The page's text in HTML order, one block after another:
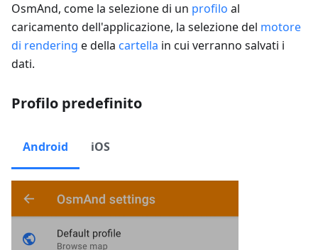
OsmAnd, come la selezione di un profilo al
caricamento dell'applicazione, la selezione del motore
di rendering e della cartella in cui verranno salvati i
dati.
Profilo predefinito
Android iOS